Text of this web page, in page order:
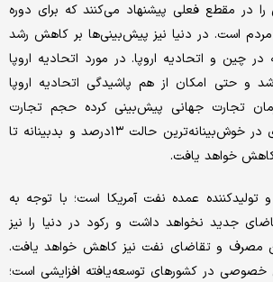
را در مقطع فعلی پیشنهاد می‌کنند که برای دوره
است. در دنیا نیز پیش‌بینی‌ها بر کاهش رشد
چین و اتحادیه اروپا. در مورد اتحادیه اروپا
حتی امکان از هم پاشیدگی اتحادیه اروپا
تجارت جهانی پیش‌بینی کرده حجم تجارت
جهانی ١٩ تریلیون دلاری در خوش‌بینانه‌ترین حالت ١٣درصد و بدبینانه تا
تولید‌کننده عمده نفت آمریکا است؛ با توجه به
جدید نخواهد داشت و رکود در دنیا را نیز
مصرف و تقاضای نفت نیز کاهش خواهد یافت.
در کشورهای توسعه‌یافته افزایشی است؛